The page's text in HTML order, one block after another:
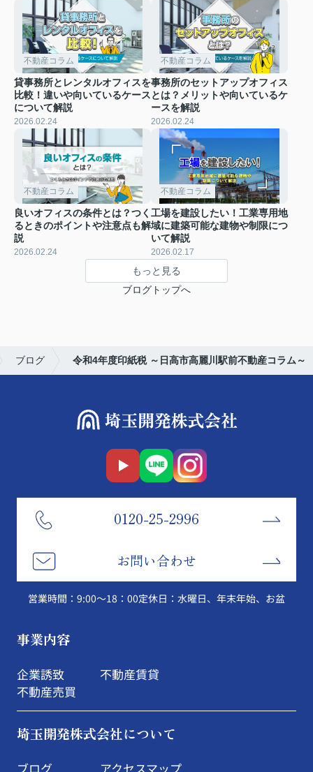
不動産コラム
貸事務所とレンタルオフィスを
比較！違いや向いているケース
について解説
2026.02.24
不動産コラム
事務所のセットアップオフィス
とは？メリットや向いているケ
ースを解説
2026.02.24
不動産コラム
良いオフィスの条件とは？つく
るときのポイントや注意点も解
説
2026.02.24
不動産コラム
工場を建設したい！工業専用地
域に建築可能な建物や制限につ
いて解説
2026.02.17
もっと見る
ブログトップへ
ブログ 令和4年度印紙税 ～日高市高麗川駅前不動産コラム～
0120-25-2996
お問い合わせ
営業時間：9:00～18：00定休日：水曜日、年末年始、お盆
事業内容
企業誘致
不動産売買
不動産賃貸
埼玉開発株式会社について
ブログ アクセスマップ